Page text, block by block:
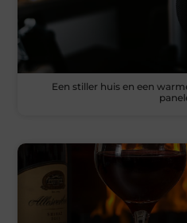
Een stiller huis en een